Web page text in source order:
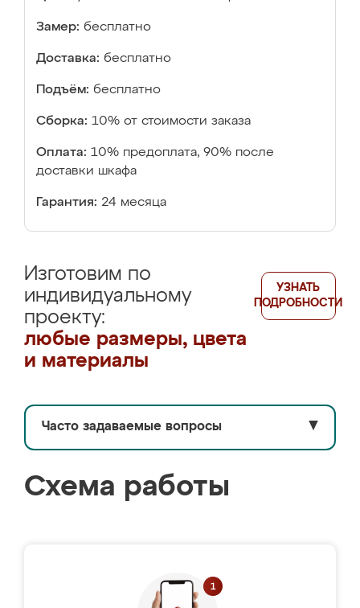
Замер: бесплатно
Доставка: бесплатно
Подъём: бесплатно
Сборка: 10% от стоимости заказа
Оплата: 10% предоплата, 90% после
доставки шкафа
Гарантия: 24 месяца
Изготовим по
индивидуальному
проекту:
любые размеры, цвета
и материалы
УЗНАТЬ
ПОДРОБНОСТИ
Часто задаваемые вопросы ▼
Схема работы